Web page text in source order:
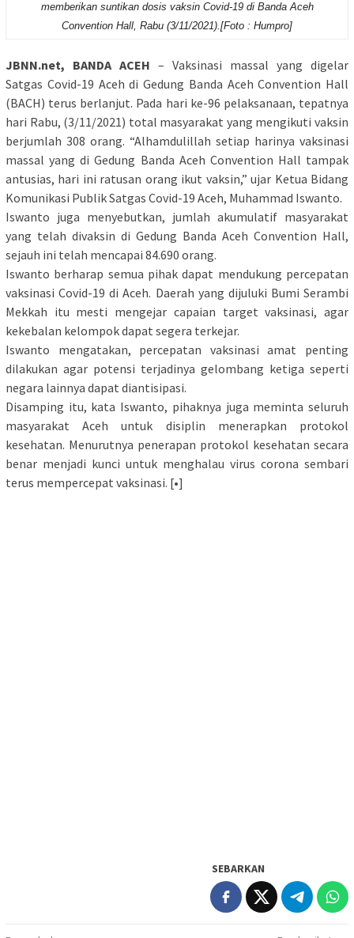
memberikan suntikan dosis vaksin Covid-19 di Banda Aceh
Convention Hall, Rabu (3/11/2021).[Foto : Humpro]
JBNN.net, BANDA ACEH – Vaksinasi massal yang digelar
Satgas Covid-19 Aceh di Gedung Banda Aceh Convention Hall
(BACH) terus berlanjut. Pada hari ke-96 pelaksanaan, tepatnya
hari Rabu, (3/11/2021) total masyarakat yang mengikuti vaksin
berjumlah 308 orang. “Alhamdulillah setiap harinya vaksinasi
massal yang di Gedung Banda Aceh Convention Hall tampak
antusias, hari ini ratusan orang ikut vaksin,” ujar Ketua Bidang
Komunikasi Publik Satgas Covid-19 Aceh, Muhammad Iswanto.
Iswanto juga menyebutkan, jumlah akumulatif masyarakat
yang telah divaksin di Gedung Banda Aceh Convention Hall,
sejauh ini telah mencapai 84.690 orang.
Iswanto berharap semua pihak dapat mendukung percepatan
vaksinasi Covid-19 di Aceh. Daerah yang dijuluki Bumi Serambi
Mekkah itu mesti mengejar capaian target vaksinasi, agar
kekebalan kelompok dapat segera terkejar.
Iswanto mengatakan, percepatan vaksinasi amat penting
dilakukan agar potensi terjadinya gelombang ketiga seperti
negara lainnya dapat diantisipasi.
Disamping itu, kata Iswanto, pihaknya juga meminta seluruh
masyarakat Aceh untuk disiplin menerapkan protokol
kesehatan. Menurutnya penerapan protokol kesehatan secara
benar menjadi kunci untuk menghalau virus corona sembari
terus mempercepat vaksinasi. [•]
SEBARKAN